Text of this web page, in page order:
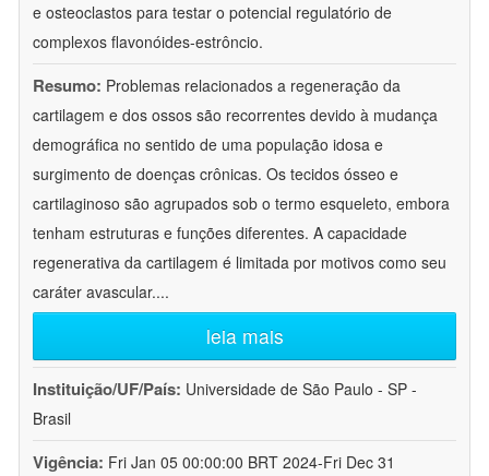
e osteoclastos para testar o potencial regulatório de
complexos flavonóides-estrôncio.
Resumo: Problemas relacionados a regeneração da
cartilagem e dos ossos são recorrentes devido à mudança
demográfica no sentido de uma população idosa e
surgimento de doenças crônicas. Os tecidos ósseo e
cartilaginoso são agrupados sob o termo esqueleto, embora
tenham estruturas e funções diferentes. A capacidade
regenerativa da cartilagem é limitada por motivos como seu
caráter avascular....
leia mais
Instituição/UF/País: Universidade de São Paulo - SP -
Brasil
Vigência: Fri Jan 05 00:00:00 BRT 2024-Fri Dec 31